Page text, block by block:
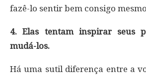
fazê-lo sentir bem consigo
4. Elas tentam inspirar seus
mudá-los.
Há uma sutil diferença entre a